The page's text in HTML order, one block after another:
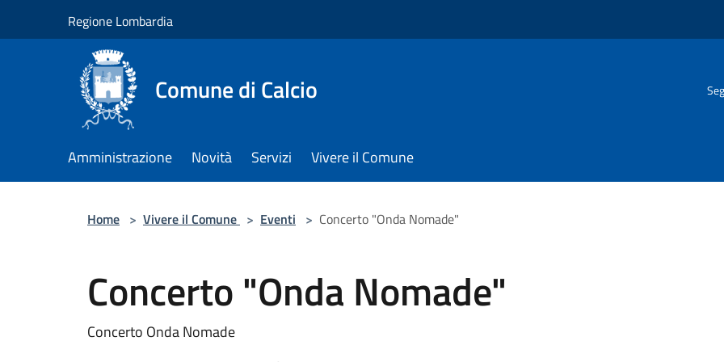
Regione Lombardia
Comune di Calcio
Amministrazione Novità Servizi Vivere il Comune
Home > Vivere il Comune > Eventi > Concerto "Onda Nomade"
Concerto "Onda Nomade"
Concerto Onda Nomade